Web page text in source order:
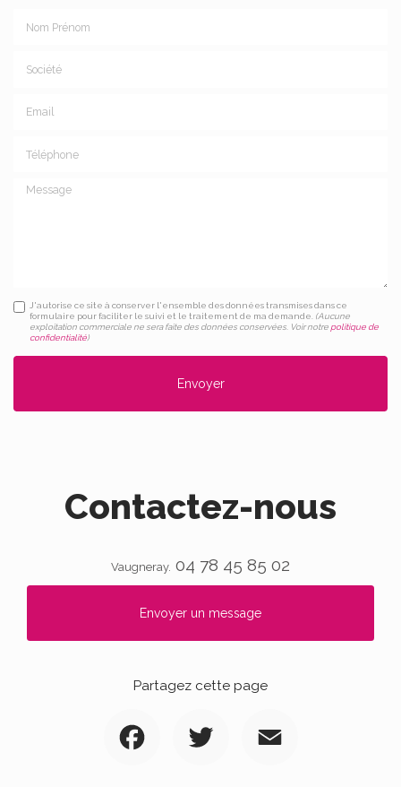
Message
J'autorise ce site à conserver l'ensemble des données transmises dans ce
formulaire pour faciliter le suivi et le traitement de ma demande. (Aucune
exploitation commerciale ne sera faite des données conservées. Voir notre politique de
confidentialité)
Contactez-nous
Vaugneray. 04 78 45 85 02
Envoyer un message
Partagez cette page